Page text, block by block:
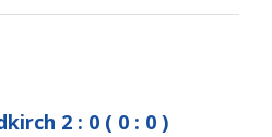
2 : 0 ( 0 : 0 )